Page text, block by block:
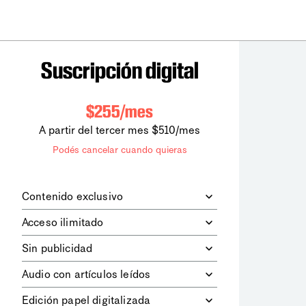
Suscripción digital
$255/mes
A partir del tercer mes $510/mes
Podés cancelar cuando quieras
Contenido exclusivo
digitales dela diaria
los contenidos de Le Monde
diplomatique.
Acceso ilimitado
contenidos.
Sin publicidad
publicitarios.
Audio con artículos leídos
Edición papel digitalizada